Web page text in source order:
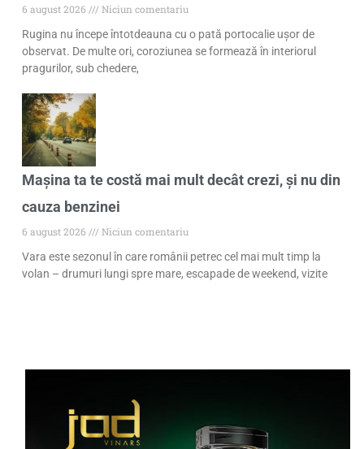
6 august 2026
Niciun comentariu
Rugina nu începe întotdeauna cu o pată portocalie ușor de
observat. De multe ori, coroziunea se formează în interiorul
pragurilor, sub chedere,
Mașina ta te costă mai mult decât crezi, și nu din
cauza benzinei
6 august 2026
Niciun comentariu
Vara este sezonul în care românii petrec cel mai mult timp la
volan – drumuri lungi spre mare, escapade de weekend, vizite